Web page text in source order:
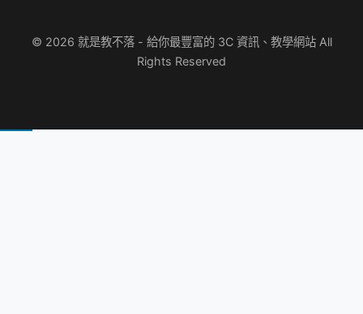
© 2026 就是教不落 - 給你最豐富的 3C 資訊、教學網站 All
Rights Reserved